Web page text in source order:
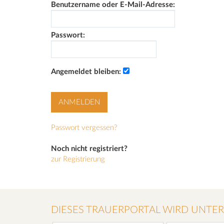
Benutzername oder E-Mail-Adresse:
Passwort:
Angemeldet bleiben:
Passwort vergessen?
Noch nicht registriert?
zur Registrierung
DIESES TRAUERPORTAL WIRD